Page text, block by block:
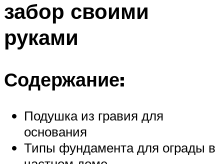
забор своими
руками
Содержание:
Подушка из гравия для
основания
Типы фундамента для ограды в